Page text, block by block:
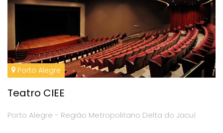
Porto Alegre
Teatro CIEE
Porto Alegre - Região Metropolitano Delta do Jacuí